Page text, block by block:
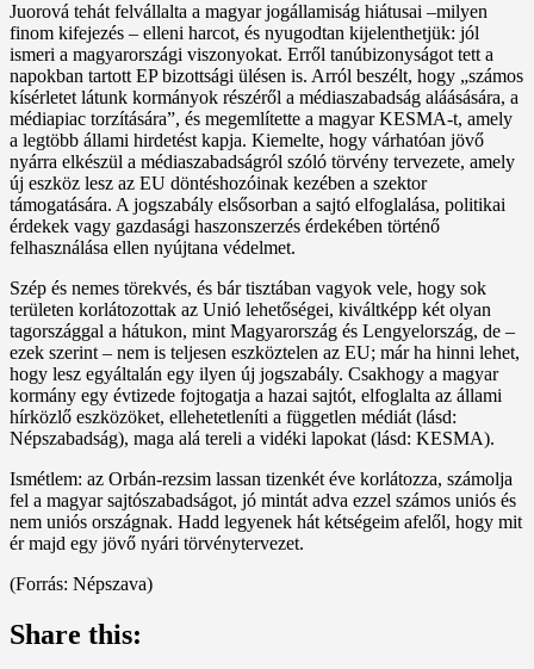
Juorová tehát felvállalta a magyar jogállamiság hiátusai –milyen
finom kifejezés – elleni harcot, és nyugodtan kijelenthetjük: jól
ismeri a magyarországi viszonyokat. Erről tanúbizonyságot tett a
napokban tartott EP bizottsági ülésen is. Arról beszélt, hogy „számos
kísérletet látunk kormányok részéről a médiaszabadság aláásására, a
médiapiac torzítására”, és megemlítette a magyar KESMA-t, amely
a legtöbb állami hirdetést kapja. Kiemelte, hogy várhatóan jövő
nyárra elkészül a médiaszabadságról szóló törvény tervezete, amely
új eszköz lesz az EU döntéshozóinak kezében a szektor
támogatására. A jogszabály elsősorban a sajtó elfoglalása, politikai
érdekek vagy gazdasági haszonszerzés érdekében történő
felhasználása ellen nyújtana védelmet.
Szép és nemes törekvés, és bár tisztában vagyok vele, hogy sok
területen korlátozottak az Unió lehetőségei, kiváltképp két olyan
tagországgal a hátukon, mint Magyarország és Lengyelország, de –
ezek szerint – nem is teljesen eszköztelen az EU; már ha hinni lehet,
hogy lesz egyáltalán egy ilyen új jogszabály. Csakhogy a magyar
kormány egy évtizede fojtogatja a hazai sajtót, elfoglalta az állami
hírközlő eszközöket, ellehetetleníti a független médiát (lásd:
Népszabadság), maga alá tereli a vidéki lapokat (lásd: KESMA).
Ismétlem: az Orbán-rezsim lassan tizenkét éve korlátozza, számolja
fel a magyar sajtószabadságot, jó mintát adva ezzel számos uniós és
nem uniós országnak. Hadd legyenek hát kétségeim afelől, hogy mit
ér majd egy jövő nyári törvénytervezet.
(Forrás: Népszava)
Share this: